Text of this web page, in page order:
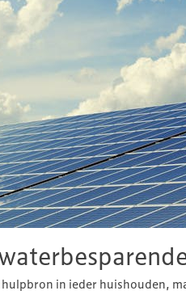
in ieder huishouden,